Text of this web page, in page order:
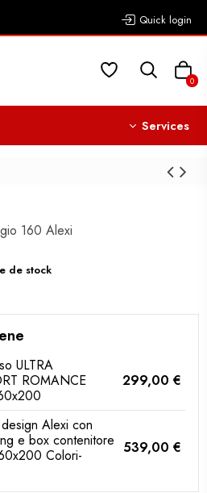
Quick login
0
Services
160 Alexi
de stock
ULTRA
ROMANCE
299,00 €
Alexi con
e box contenitore
Colori-
539,00 €